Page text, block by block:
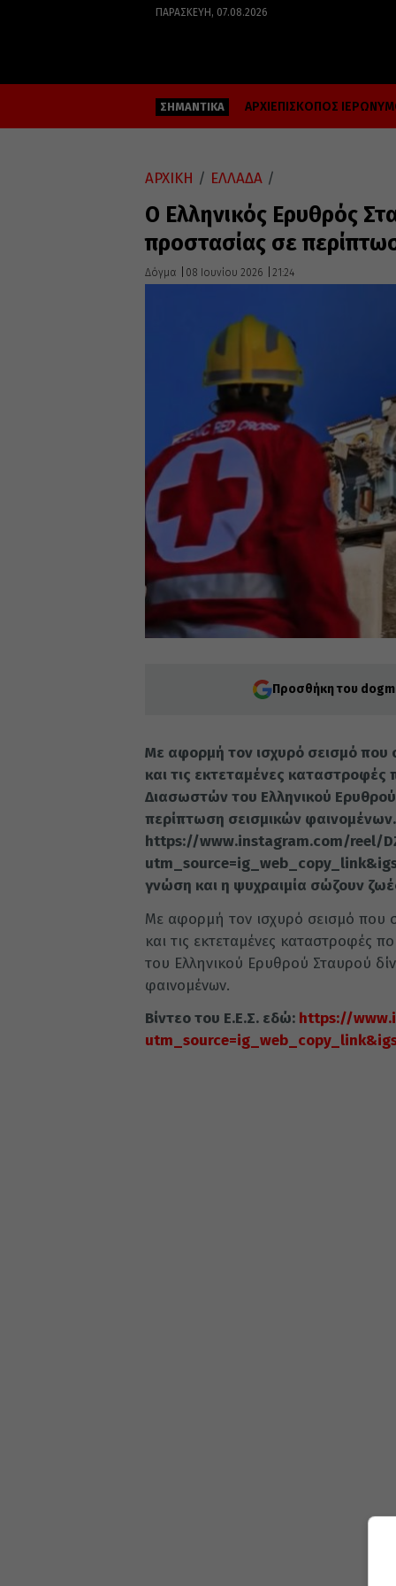
ΠΑΡΑΣΚΕΥΉ, 07.08.2026
ΣΗΜΑΝΤΙΚΑ ΑΡΧΙΕΠΙΣΚΟΠΟΣ
ΑΡΧΙΚΗ / ΕΛΛΑΔΑ /
Ο Ελληνικός Ερυθρός
προστασίας σε
Δόγμα 08 Ιουνίου 2026 21:24
Προσθήκη του
Με αφορμή τον ισχυρό σεισμό που
και τις εκτεταμένες
Διασωστών του Ελληνικού
περίπτωση σεισμικών
https://www.instagram.com/reel/
γνώση και η ψυχραιμία σώζουν
Με αφορμή τον ισχυρό σεισμό που
και τις εκτεταμένες καταστροφές
του Ελληνικού Ερυθρού Σταυρού
φαινομένων.
Βίντεο του Ε.Ε.Σ. εδώ: https://